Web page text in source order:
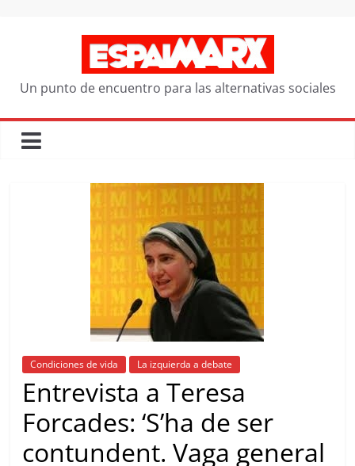
Un punto de encuentro para las alternativas sociales
Condiciones de vida La izquierda a debate
Entrevista a Teresa
Forcades: ‘S’ha de ser
contundent. Vaga general